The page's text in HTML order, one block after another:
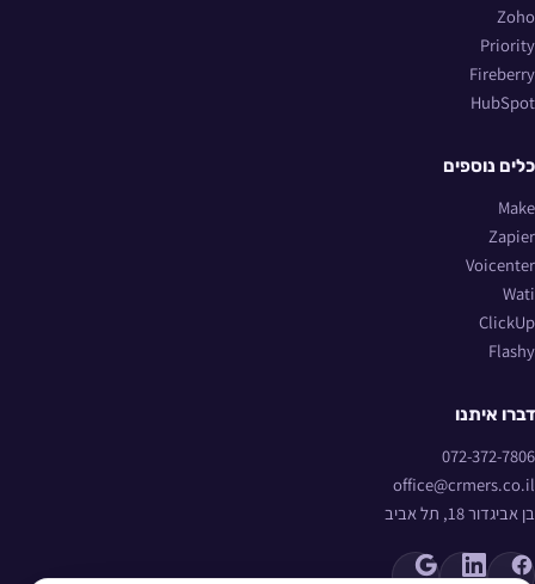
Zoho
Priority
Fireberry
HubSpot
כלים נוספים
Make
Zapier
Voicenter
Wati
ClickUp
Flashy
דברו איתנו
072-372-7806
office@crmers.co.il
בן אביגדור 18, תל אביב